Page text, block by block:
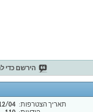
הירשם כדי
תאריך הצטרפות
04